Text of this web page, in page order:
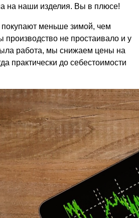
на наши изделия. Вы в плюсе!
меньше зимой, чем
производство не простаивало и у
работа, мы снижаем цены на
практически до себестоимости